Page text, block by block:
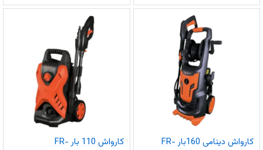
کارواش دینامی 160بار FR-
کارواش 110 بار FR-